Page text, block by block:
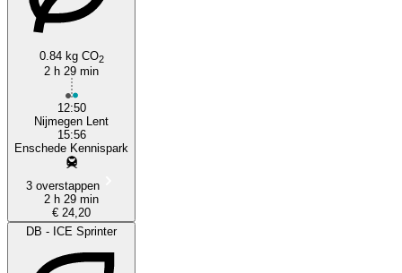
Nijmegen
0.84 kg CO2
2 h 29 min
12:50
Nijmegen Lent
15:56
Enschede Kennispark
3 overstappen
2 h 29 min
€ 24,20
DB - ICE Sprinter